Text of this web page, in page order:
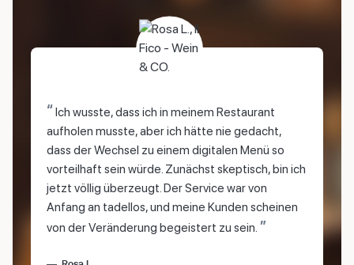
“Ich wusste, dass ich in meinem Restaurant
aufholen musste, aber ich hätte nie gedacht,
dass der Wechsel zu einem digitalen Menü so
vorteilhaft sein würde. Zunächst skeptisch, bin ich
jetzt völlig überzeugt. Der Service war von
Anfang an tadellos, und meine Kunden scheinen
von der Veränderung begeistert zu sein. ”